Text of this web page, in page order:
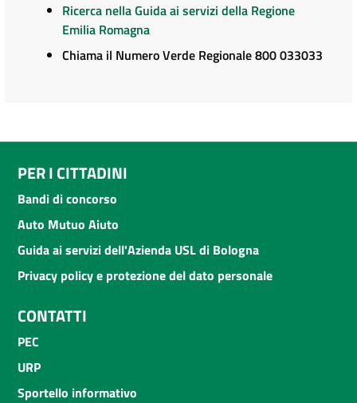
Ricerca nella Guida ai servizi della Regione
Emilia Romagna
Chiama il Numero Verde Regionale 800 033033
PER I CITTADINI
Bandi di concorso
Auto Mutuo Aiuto
Guida ai servizi dell'Azienda USL di Bologna
Privacy policy e protezione del dato personale
CONTATTI
PEC
URP
Sportello informativo